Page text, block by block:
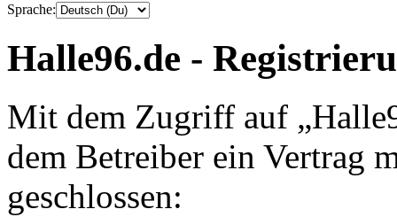
Sprache:
Halle96.de -
Mit dem Zugriff auf
dem Betreiber ein Vertrag
geschlossen: